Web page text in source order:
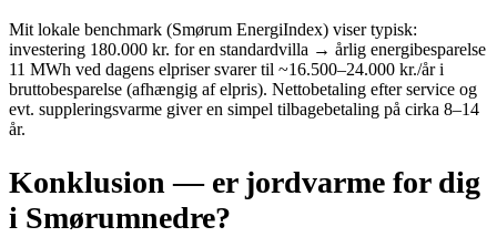
Mit lokale benchmark (Smørum EnergiIndex) viser typisk:
investering 180.000 kr. for en standardvilla → årlig energibesparelse
11 MWh ved dagens elpriser svarer til ~16.500–24.000 kr./år i
bruttobesparelse (afhængig af elpris). Nettobetaling efter service og
evt. suppleringsvarme giver en simpel tilbagebetaling på cirka 8–14
år.
Konklusion — er jordvarme for dig
i Smørumnedre?